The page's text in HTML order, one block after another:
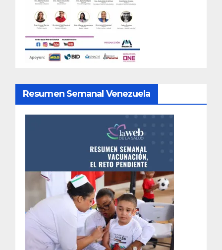
Resumen Semanal Venezuela